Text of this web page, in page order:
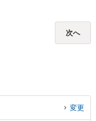
次へ
変更